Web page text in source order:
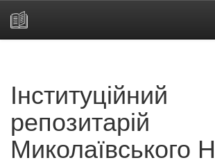
Інституційний
репозитарій
Миколаївського